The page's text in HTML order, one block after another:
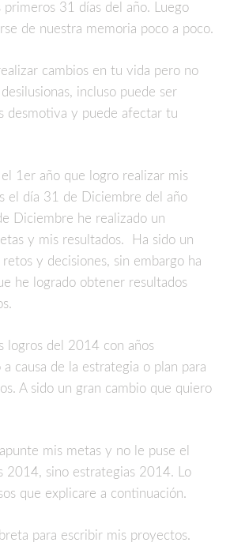
31 días del año. Luego
de nuestra memoria poco a poco.
cambios en tu vida pero no
incluso puede ser
desmotiva y puede afectar tu
el 1er año que logro realizar mis
el día 31 de Diciembre del año
Diciembre he realizado un
y mis resultados. Ha sido un
y decisiones, sin embargo ha
he logrado obtener resultados
logros del 2014 con años
causa de la estrategia o plan para
A sido un gran cambio que quiero
mis metas y no le puse el
2014, sino estrategias 2014. Lo
que explicare a continuación.
para escribir mis proyectos.